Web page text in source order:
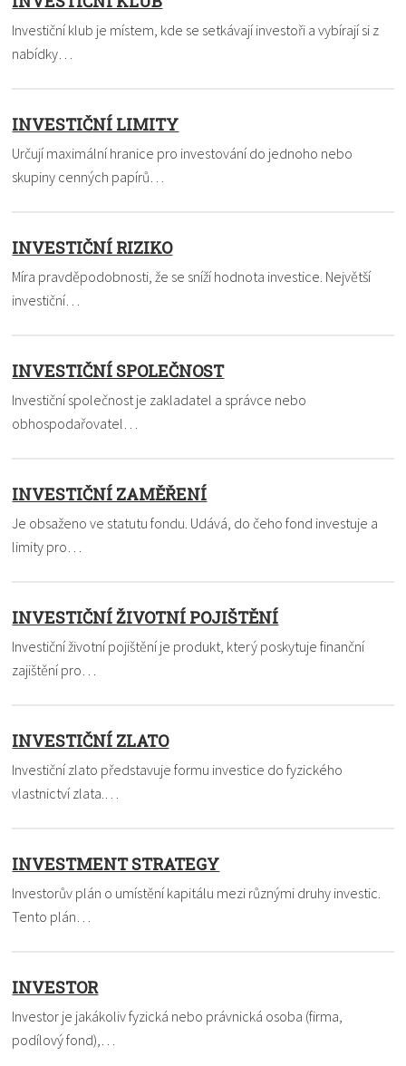
Investiční klub je místem, kde se setkávají investoři a vybírají si z
nabídky…
INVESTIČNÍ LIMITY
Určují maximální hranice pro investování do jednoho nebo
skupiny cenných papírů…
INVESTIČNÍ RIZIKO
Míra pravděpodobnosti, že se sníží hodnota investice. Největší
investiční…
INVESTIČNÍ SPOLEČNOST
Investiční společnost je zakladatel a správce nebo
obhospodařovatel…
INVESTIČNÍ ZAMĚŘENÍ
Je obsaženo ve statutu fondu. Udává, do čeho fond investuje a
limity pro…
INVESTIČNÍ ŽIVOTNÍ POJIŠTĚNÍ
Investiční životní pojištění je produkt, který poskytuje finanční
zajištění pro…
INVESTIČNÍ ZLATO
Investiční zlato představuje formu investice do fyzického
vlastnictví zlata.…
INVESTMENT STRATEGY
Investorův plán o umístění kapitálu mezi různými druhy investic.
Tento plán…
INVESTOR
Investor je jakákoliv fyzická nebo právnická osoba (firma,
podílový fond),…